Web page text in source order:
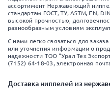
ассортимент Нержавеющий
стандартам ГОСТ, ТУ, ASTM, EN,
высокой прочностью,
разнообразным условиям
С нами легко связаться для
или уточнения информации о
надежности ТОО "Урал Тех
(7152) 64-18-03, электронная
Доставка ниппелей из